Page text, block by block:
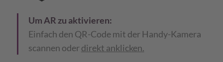
Um AR zu aktivieren:
Einfach den QR-Code mit der Handy-Kamera
scannen oderdirekt anklicken.